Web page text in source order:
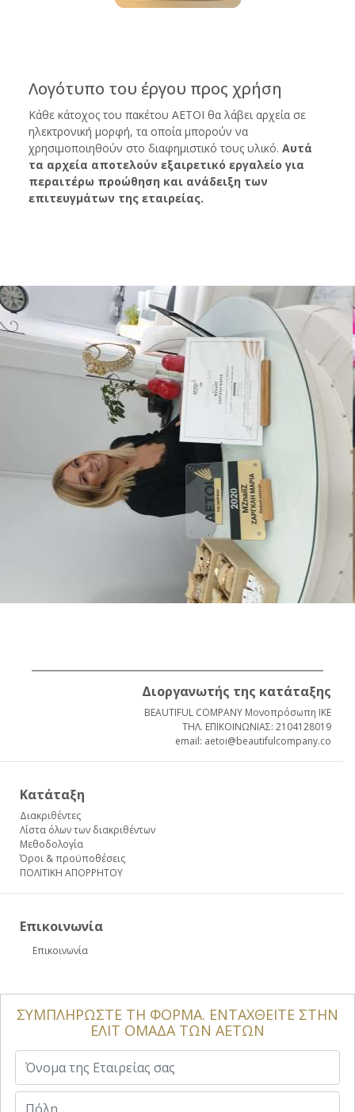
Λογότυπο του έργου προς χρήση
Κάθε κάτοχος του πακέτου ΑΕΤΟΙ θα λάβει αρχεία σε
ηλεκτρονική μορφή, τα οποία μπορούν να
χρησιμοποιηθούν στο διαφημιστικό τους υλικό. Αυτά
τα αρχεία αποτελούν εξαιρετικό εργαλείο για
περαιτέρω προώθηση και ανάδειξη των
επιτευγμάτων της εταιρείας.
ΣΥΜΠΛΗΡΩΣΤΕ ΤΗ ΦΟΡΜΑ. ΕΝΤΑΧΘΕΙΤΕ ΣΤΗΝ
ΕΛΙΤ ΟΜΑΔΑ ΤΩΝ ΑΕΤΩΝ
Διοργανωτής της κατάταξης
BEAUTIFUL COMPANY Μονοπρόσωπη ΙΚΕ
ΤΗΛ. ΕΠΙΚΟΙΝΩΝΙΑΣ: 2104128019
email: aetoi@beautifulcompany.co
Κατάταξη
Διακριθέντες
Λίστα όλων των διακριθέντων
Μεθοδολογία
Όροι & προϋποθέσεις
ΠΟΛΙΤΙΚΗ ΑΠΟΡΡΗΤΟΥ
Επικοινωνία
Επικοινωνία